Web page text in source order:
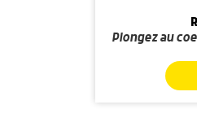
Plongez au